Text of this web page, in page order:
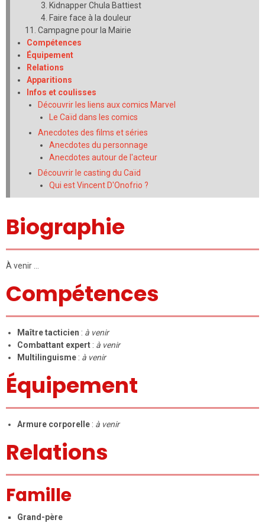
Kidnapper Chula Battiest
Faire face à la douleur
Campagne pour la Mairie
Compétences
Équipement
Relations
Apparitions
Infos et coulisses
Découvrir les liens aux comics Marvel
Le Caïd dans les comics
Anecdotes des films et séries
Anecdotes du personnage
Anecdotes autour de l'acteur
Découvrir le casting du Caïd
Qui est Vincent D'Onofrio ?
Biographie
À venir …
Compétences
Maître tacticien : à venir
Combattant expert : à venir
Multilinguisme : à venir
Équipement
Armure corporelle : à venir
Relations
Famille
Grand-père